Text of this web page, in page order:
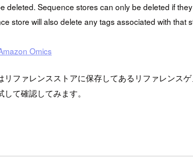
deleted. Sequence stores can only be deleted if
store will also delete any tags associated with that
Omics
ファレンスストアに保存してあるリファレン
て確認してみます。